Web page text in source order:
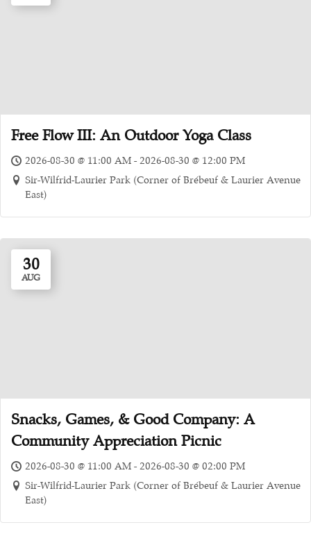
Free Flow III: An Outdoor Yoga Class
2026-08-30 @ 11:00 AM - 2026-08-30 @ 12:00 PM
Sir-Wilfrid-Laurier Park (Corner of Brébeuf & Laurier Avenue
East)
30
AUG
Snacks, Games, & Good Company: A
Community Appreciation Picnic
2026-08-30 @ 11:00 AM - 2026-08-30 @ 02:00 PM
Sir-Wilfrid-Laurier Park (Corner of Brébeuf & Laurier Avenue
East)